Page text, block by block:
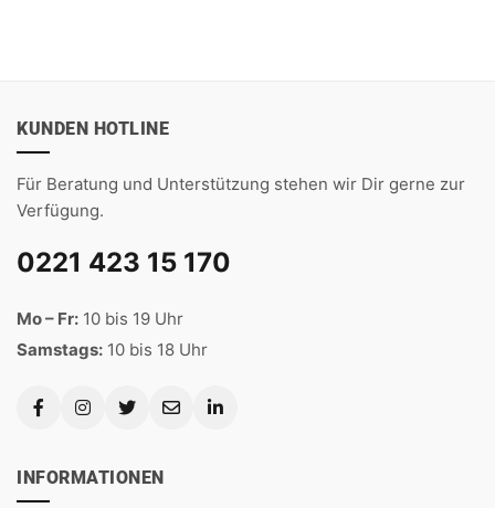
KUNDEN HOTLINE
Für Beratung und Unterstützung stehen wir Dir gerne zur
Verfügung.
0221 423 15 170
Mo – Fr: 10 bis 19 Uhr
Samstags: 10 bis 18 Uhr
INFORMATIONEN